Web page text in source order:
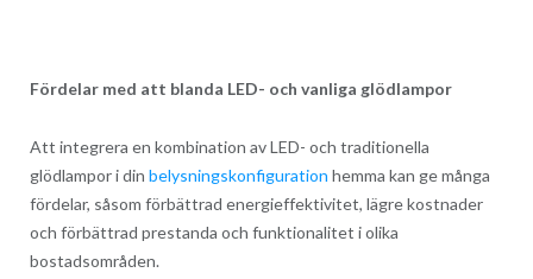
Fördelar med att blanda LED- och vanliga glödlampor
Att integrera en kombination av LED- och traditionella
glödlampor i din belysningskonfiguration hemma kan ge många
fördelar, såsom förbättrad energieffektivitet, lägre kostnader
och förbättrad prestanda och funktionalitet i olika
bostadsområden.